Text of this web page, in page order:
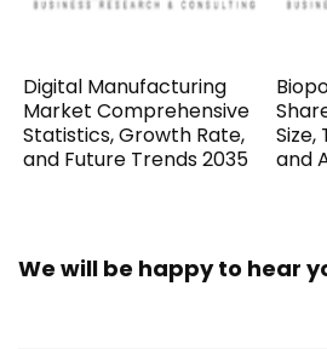
Digital Manufacturing
Market Comprehensive
Statistics, Growth Rate,
and Future Trends 2035
Size,
and
We will be happy to hear